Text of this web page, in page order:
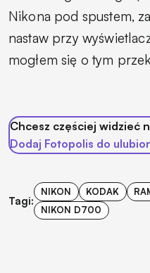
Nikona pod spustem,
nastaw przy
mogłem się o tym
Chcesz częściej widzieć
Dodaj Fotopolis do
Tagi:
NIKON KODAK
NIKON D700